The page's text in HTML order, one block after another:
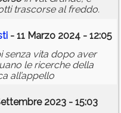
trascorse al freddo.
- 11 Marzo 2024 - 12:05
senza vita dopo aver
le ricerche della
all’appello
2023 - 15:03